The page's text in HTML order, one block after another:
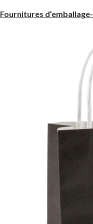
Fournitures d’emballage-